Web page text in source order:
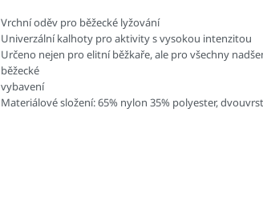
Vrchní oděv pro běžecké lyžování
Univerzální kalhoty pro aktivity s vysokou intenzitou
Určeno nejen pro elitní běžkaře, ale pro všechny
běžecké
vybavení
Materiálové složení: 65% nylon 35% polyester,